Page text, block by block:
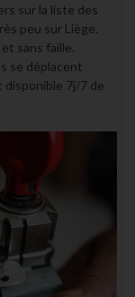
sur la liste des
peu sur Liège.
sans faille.
se déplacent
7j/7 de